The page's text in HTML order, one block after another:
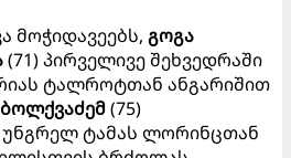
მოჭიდავეებს, გოგა
(71) პირველივე შეხვედრაში
ტალროტთან ანგარიშით
(75)
ტამას ლორინცთან